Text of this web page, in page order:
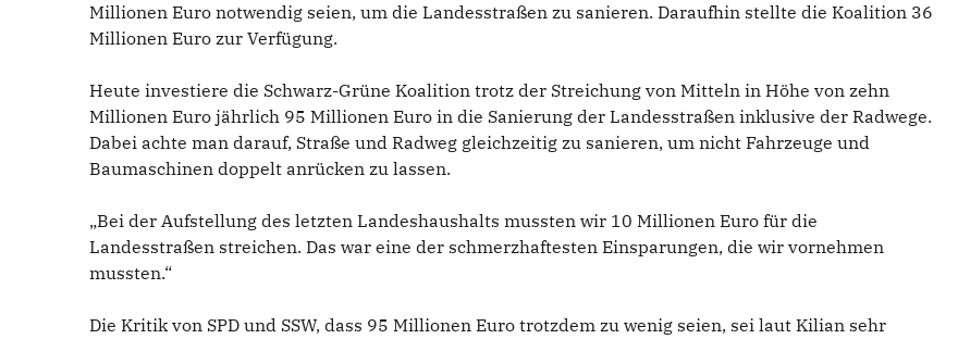
Millionen Euro notwendig seien, um die Landesstraßen zu sanieren. Daraufhin stellte die Koalition 36
Millionen Euro zur Verfügung.
Heute investiere die Schwarz-Grüne Koalition trotz der Streichung von Mitteln in Höhe von zehn
Millionen Euro jährlich 95 Millionen Euro in die Sanierung der Landesstraßen inklusive der Radwege.
Dabei achte man darauf, Straße und Radweg gleichzeitig zu sanieren, um nicht Fahrzeuge und
Baumaschinen doppelt anrücken zu lassen.
„Bei der Aufstellung des letzten Landeshaushalts mussten wir 10 Millionen Euro für die
Landesstraßen streichen. Das war eine der schmerzhaftesten Einsparungen, die wir vornehmen
mussten.“
Die Kritik von SPD und SSW, dass 95 Millionen Euro trotzdem zu wenig seien, sei laut Kilian sehr